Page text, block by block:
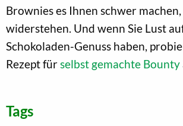
Brownies es Ihnen schwer machen,
widerstehen. Und wenn Sie Lust
Schokoladen-Genuss haben,
Rezept fürselbst gemachte Bounty
Tags